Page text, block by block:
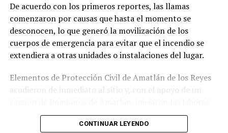
públicos.
De acuerdo con los primeros reportes, las llamas
comenzaron por causas que hasta el momento se
desconocen, lo que generó la movilización de los
cuerpos de emergencia para evitar que el incendio se
extendiera a otras unidades o instalaciones del lugar.
Elementos de Protección Civil de Amatlán de los Reyes
acudieron de inmediato al sitio y, con el apoyo de un
para sofocar el fuego, logrando controlar la emergencia
tras varios minutos de trabajo.
CONTINUAR LEYENDO